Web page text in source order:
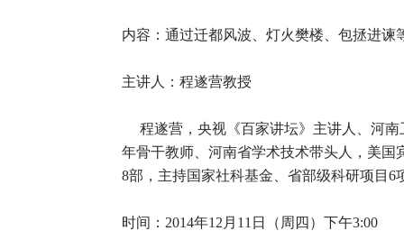
内容：通过迁都风波、灯火樊楼、包拯进
主讲人：程遂营教授
程遂营，央视《百家讲坛》主讲人、河南
年骨干教师、河南省学术技术带头人，美
8部，主持国家社科基金、省部级科研项目
时间：2014年12月11日（周四）下午3:00